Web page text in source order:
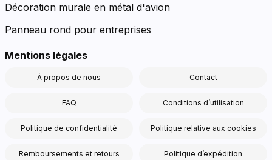
Décoration murale en métal d'avion
Panneau rond pour entreprises
Mentions légales
À propos de nous Contact
FAQ Conditions d’utilisation
Politique de confidentialité Politique relative aux cookies
Remboursements et retours Politique d’expédition